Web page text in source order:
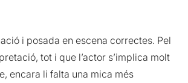
i posada en escena correctes. Pel
tot i que l’actor s’implica molt
encara li falta una mica més